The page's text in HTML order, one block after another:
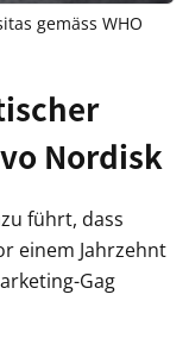
gemäss WHO
Nordisk
führt, dass
einem Jahrzehnt
Gag